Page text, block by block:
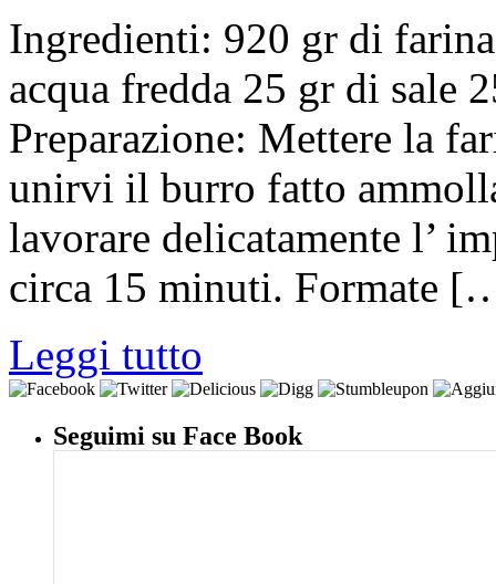
Ingredienti: 920 gr di
acqua fredda 25 gr di sale
Preparazione: Mettere la
unirvi il burro fatto
lavorare delicatamente l’
circa 15 minuti. Formate
Leggi tutto
Seguimi su Face Book